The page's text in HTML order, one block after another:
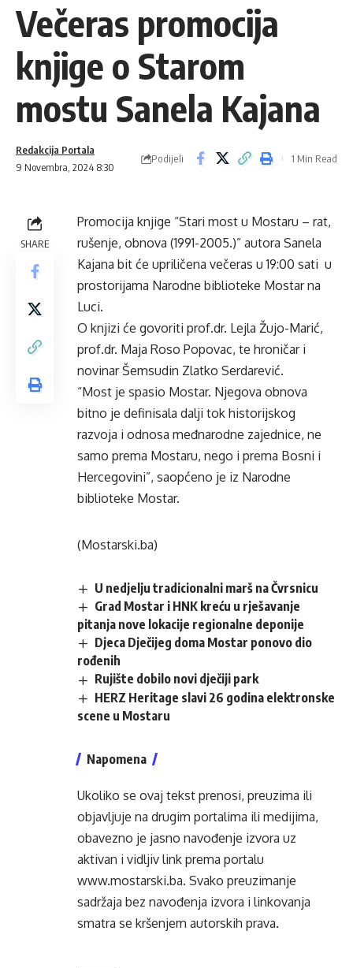
Večeras promocija
knjige o Starom
mostu Sanela Kajana
9 Novembra, 2024 8:30
Redakcija Portala
Podijeli 1 Min Read
SHARE
Promocija knjige “Stari most u Mostaru – rat,
rušenje, obnova (1991-2005.)” autora Sanela
Kajana bit će upriličena večeras u 19:00 sati u
prostorijama Narodne biblioteke Mostar na
Luci.
O knjizi će govoriti prof.dr. Lejla Žujo-Marić,
prof.dr. Maja Roso Popovac, te hroničar i
novinar Šemsudin Zlatko Serdarević.
“Most je spasio Mostar. Njegova obnova
bitno je definisala dalji tok historijskog
razvoja i odnosa međnarodne zajednice, ne
samo prema Mostaru, nego i prema Bosni i
Hercegovini”, saopćeno je iz Narodne
biblioteke Mostar.
(Mostarski.ba)
U nedjelju tradicionalni marš na Čvrsnicu
Grad Mostar i HNK kreću u rješavanje
pitanja nove lokacije regionalne deponije
Djeca Dječijeg doma Mostar ponovo dio
rođenih
Rujište dobilo novi dječiji park
HERZ Heritage slavi 26 godina elektronske
scene u Mostaru
Napomena
Ukoliko se ovaj tekst prenosi, preuzima ili
objavljuje na drugim portalima ili medijima,
obavezno je jasno navođenje izvora uz
aktivan i vidljiv link prema portalu
www.mostarski.ba. Svako preuzimanje
sadržaja bez navođenja izvora i linkovanja
smatra se kršenjem autorskih prava.